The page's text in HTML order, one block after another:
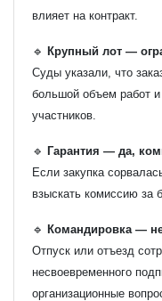
влияет на контракт.
🔹 Крупный лот —
Суды указали, что
большой объем работ
участников.
🔹 Гарантия — да,
Если закупка
взыскать комиссию за
🔹 Командировка —
Отпуск или отъезд
несвоевременного
организационные